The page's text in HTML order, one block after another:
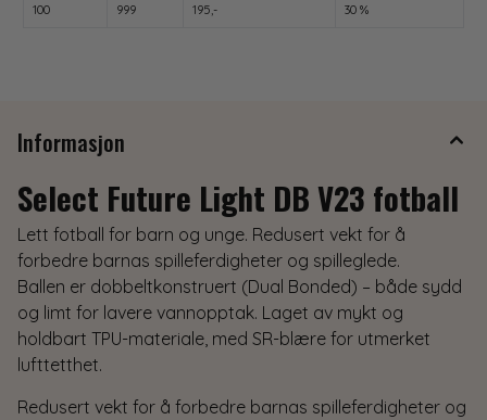
100 999 195,- 30 %
Informasjon
Select Future Light DB V23 fotball
Lett fotball for barn og unge. Redusert vekt for å
forbedre barnas spilleferdigheter og spilleglede.
Ballen er dobbeltkonstruert (Dual Bonded) – både sydd
og limt for lavere vannopptak. Laget av mykt og
holdbart TPU-materiale, med SR-blære for utmerket
lufttetthet.
Redusert vekt for å forbedre barnas spilleferdigheter og